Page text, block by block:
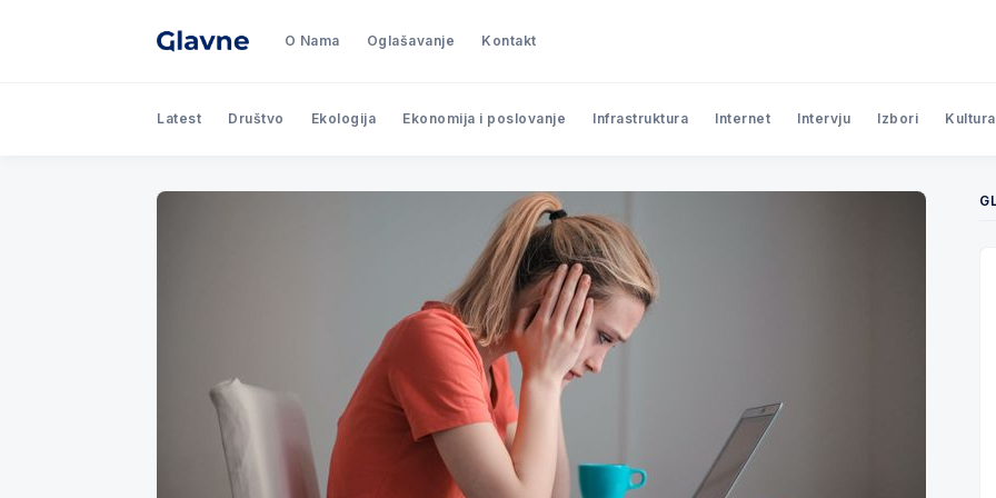
O Nama Oglašavanje Kontakt
Latest Društvo Ekologija Ekonomija i poslovanje Infrastruktura Internet Intervju Izbori